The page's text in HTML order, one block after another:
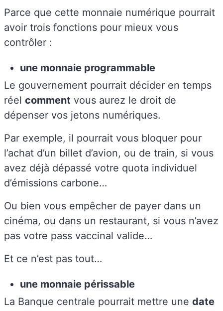
Parce que cette monnaie numérique pourrait
avoir trois fonctions pour mieux vous
contrôler :
une monnaie programmable
Le gouvernement pourrait décider en temps
réel comment vous aurez le droit de
dépenser vos jetons numériques.
Par exemple, il pourrait vous bloquer pour
l’achat d’un billet d’avion, ou de train, si vous
avez déjà dépassé votre quota individuel
d’émissions carbone…
Ou bien vous empêcher de payer dans un
cinéma, ou dans un restaurant, si vous n’avez
pas votre pass vaccinal valide…
Et ce n’est pas tout…
une monnaie périssable
La Banque centrale pourrait mettre une date